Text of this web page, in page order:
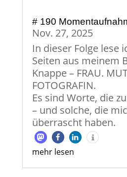
# 190
Nov. 27, 2025
In dieser Folge lese
Seiten aus meinem
Knappe – FRAU.
FOTOGRAFIN.
Es sind Worte, die
– und solche, die
überrascht haben.
mehr lesen